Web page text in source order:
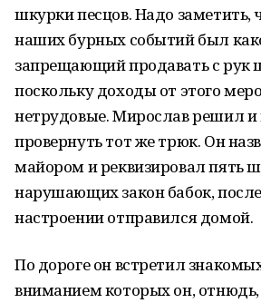
шкурки песцов. Надо заметить,
наших бурных событий был
запрещающий продавать с
поскольку доходы от этого
нетрудовые. Мирослав решил и
провернуть тот же трюк. Он
майором и реквизировал пять
нарушающих закон бабок,
настроении отправился домой.
По дороге он встретил
вниманием которых он,